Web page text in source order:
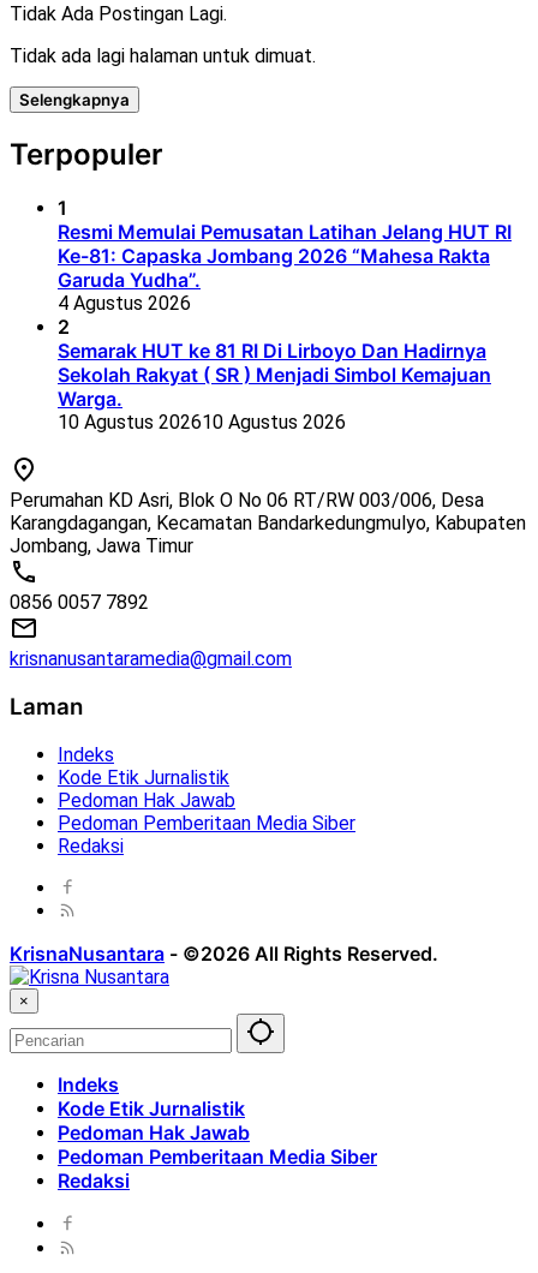
Tidak Ada Postingan Lagi.
Tidak ada lagi halaman untuk dimuat.
Selengkapnya
Terpopuler
1
Resmi Memulai Pemusatan Latihan Jelang HUT RI
Ke-81: Capaska Jombang 2026 “Mahesa Rakta
Garuda Yudha”.
4 Agustus 2026
2
Semarak HUT ke 81 RI Di Lirboyo Dan Hadirnya
Sekolah Rakyat ( SR ) Menjadi Simbol Kemajuan
Warga.
10 Agustus 202610 Agustus 2026
Perumahan KD Asri, Blok O No 06 RT/RW 003/006, Desa
Karangdagangan, Kecamatan Bandarkedungmulyo, Kabupaten
Jombang, Jawa Timur
0856 0057 7892
krisnanusantaramedia@gmail.com
Laman
Indeks
Kode Etik Jurnalistik
Pedoman Hak Jawab
Pedoman Pemberitaan Media Siber
Redaksi
KrisnaNusantara - ©2026 All Rights Reserved.
×
Indeks
Kode Etik Jurnalistik
Pedoman Hak Jawab
Pedoman Pemberitaan Media Siber
Redaksi